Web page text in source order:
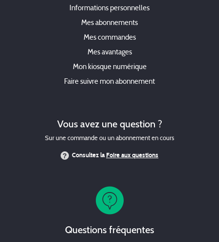
Informations personnelles
Mes abonnements
Mes commandes
Mes avantages
Mon kiosque numérique
Faire suivre mon abonnement
Vous avez une question ?
Sur une commande ou un abonnement en cours
Consultez laFoire aux questions
Questions fréquentes